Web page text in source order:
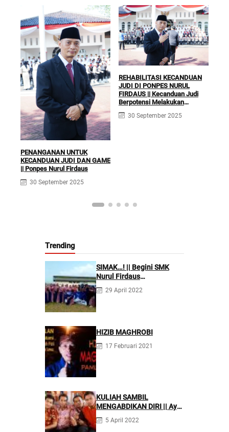
PENANGANAN UNTUK
KECANDUAN JUDI DAN GAME
|| Ponpes Nurul Firdaus
30 September 2025
REHABILITASI KECANDUAN
JUDI DI PONPES NURUL
FIRDAUS || Kecanduan Judi
Berpotensi Melakukan
30 September 2025
Trending
SIMAK…! || Begini SMK
Nurul Firdaus
Mengarahkan Siswanya
agar Menjadi Asisten
29 April 2022
HIZIB MAGHROBI
17 Februari 2021
KULIAH SAMBIL
MENGABDIKAN DIRI || Ayo
Mondok di Pesantren
Nurul Firdaus
5 April 2022